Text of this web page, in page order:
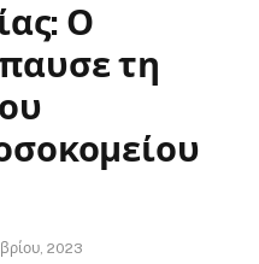
Ο
τη
2023